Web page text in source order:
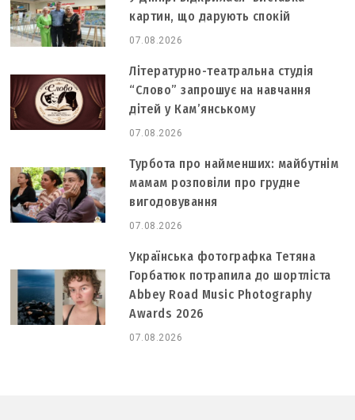
картин, що дарують спокій
07.08.2026
Літературно-театральна студія
“Слово” запрошує на навчання
дітей у Кам’янському
07.08.2026
Турбота про найменших: майбутнім
мамам розповіли про грудне
вигодовування
07.08.2026
Українська фотографка Тетяна
Горбатюк потрапила до шортліста
Abbey Road Music Photography
Awards 2026
07.08.2026